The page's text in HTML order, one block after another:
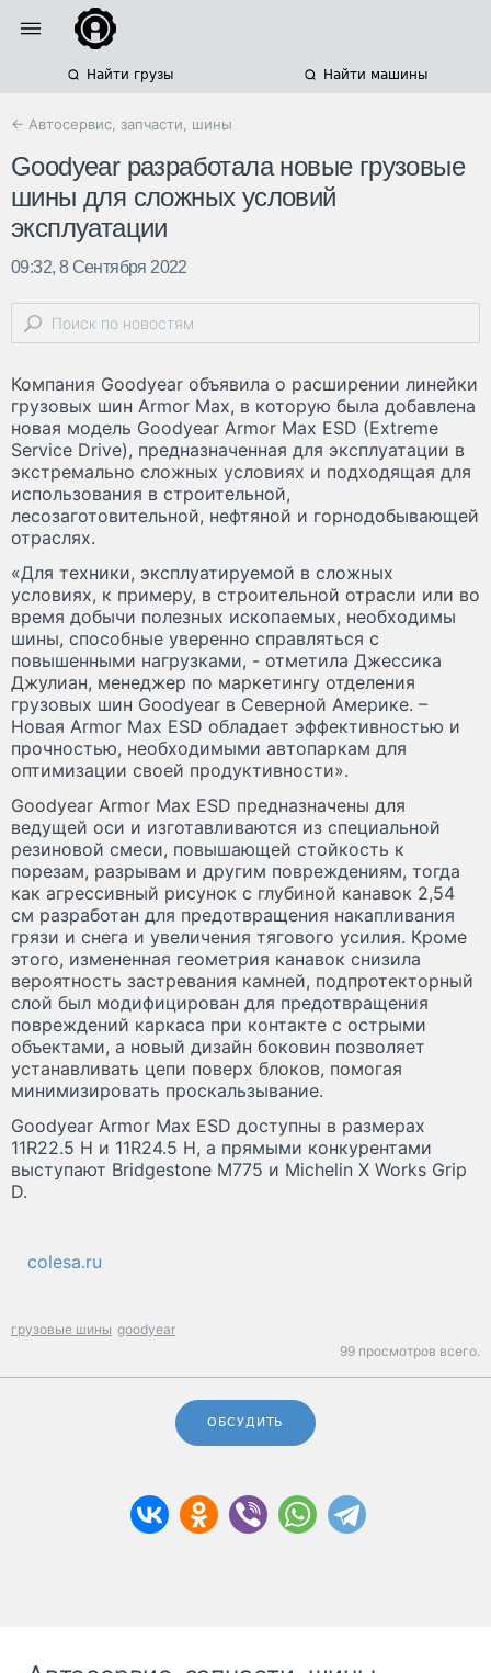
Найти грузы Найти машины
← Автосервис, запчасти, шины
Goodyear разработала новые грузовые
шины для сложных условий
эксплуатации
09:32, 8 Сентября 2022
Компания Goodyear объявила о расширении линейки
грузовых шин Armor Max, в которую была добавлена
новая модель Goodyear Armor Max ESD (Extreme
Service Drive), предназначенная для эксплуатации в
экстремально сложных условиях и подходящая для
использования в строительной,
лесозаготовительной, нефтяной и горнодобывающей
отраслях.
«Для техники, эксплуатируемой в сложных
условиях, к примеру, в строительной отрасли или во
время добычи полезных ископаемых, необходимы
шины, способные уверенно справляться с
повышенными нагрузками, - отметила Джессика
Джулиан, менеджер по маркетингу отделения
грузовых шин Goodyear в Северной Америке. –
Новая Armor Max ESD обладает эффективностью и
прочностью, необходимыми автопаркам для
оптимизации своей продуктивности».
Goodyear Armor Max ESD предназначены для
ведущей оси и изготавливаются из специальной
резиновой смеси, повышающей стойкость к
порезам, разрывам и другим повреждениям, тогда
как агрессивный рисунок с глубиной канавок 2,54
см разработан для предотвращения накапливания
грязи и снега и увеличения тягового усилия. Кроме
этого, измененная геометрия канавок снизила
вероятность застревания камней, подпротекторный
слой был модифицирован для предотвращения
повреждений каркаса при контакте с острыми
объектами, а новый дизайн боковин позволяет
устанавливать цепи поверх блоков, помогая
минимизировать проскальзывание.
Goodyear Armor Max ESD доступны в размерах
11R22.5 H и 11R24.5 H, а прямыми конкурентами
выступают Bridgestone M775 и Michelin X Works Grip
D.
colesa.ru
грузовые шины goodyear
99 просмотров всего.
ОБСУДИТЬ